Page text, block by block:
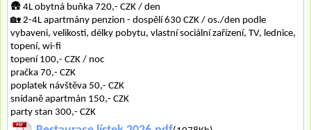
🛖 4L obytná buňka 720,- CZK / den
🏡 2-4L apartmány penzion - dospělí 630 CZK / os./den podle
vybaveni, velikosti, délky pobytu, vlastní sociální zařízení, TV, lednice,
topení, wi-fi
topení 100,- CZK / noc
pračka 70,- CZK
poplatek návštěva 50,- CZK
snídaně apartmán 150,- CZK
party stan 300,- CZK